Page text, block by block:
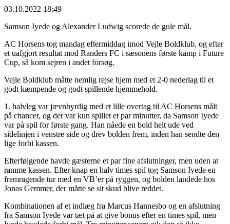
03.10.2022 18:49
Samson Iyede og Alexander Ludwig scorede de gule mål.
AC Horsens tog mandag eftermiddag imod Vejle Boldklub, og efter
et uafgjort resultat mod Randers FC i sæsonens første kamp i Future
Cup, så kom sejren i andet forsøg.
Vejle Boldklub måtte nemlig rejse hjem med et 2-0 nederlag til et
godt kæmpende og godt spillende hjemmehold.
1. halvleg var jævnbyrdig med et lille overtag til AC Horsens målt
på chancer, og der var kun spillet et par minutter, da Samson Iyede
var på spil for første gang. Han nåede en bold helt ude ved
sidelinjen i venstre side og drev bolden frem, inden han sendte den
lige forbi kassen.
Efterfølgende havde gæsterne et par fine afslutninger, men uden at
ramme kassen. Efter knap en halv times spil tog Samson Iyede en
fremragende tur med en VB’er på ryggen, og bolden landede hos
Jonas Gemmer, der måtte se sit skud blive reddet.
Kombinationen af et indlæg fra Marcus Hannesbo og en afslutning
fra Samson Iyede var tæt på at give bonus efter en times spil, men